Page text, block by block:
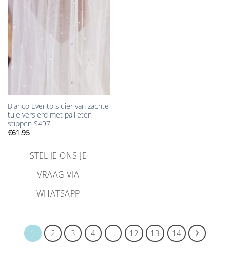
verlanglijst
toevoegen
Bianco Evento sluier van zachte
tule versierd met pailleten
stippen S497
€61.95
STEL JE ONS JE
VRAAG VIA
WHATSAPP
1 2 3 4 … 12 13 14